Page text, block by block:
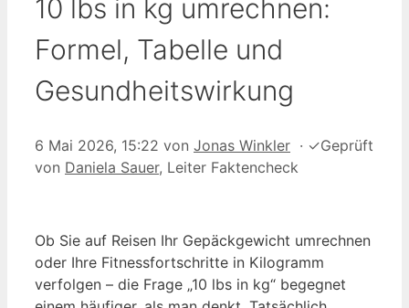
10 lbs in kg umrechnen:
Formel, Tabelle und
Gesundheitswirkung
6 Mai 2026, 15:22 von Jonas Winkler · ✓Geprüft
von Daniela Sauer, Leiter Faktencheck
Ob Sie auf Reisen Ihr Gepäckgewicht umrechnen
oder Ihre Fitnessfortschritte in Kilogramm
verfolgen – die Frage „10 lbs in kg“ begegnet